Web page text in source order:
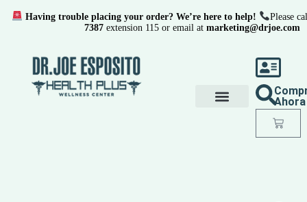
Ahora
Having trouble placing your order? We’re here to help!
Please
7387 extension 115 or email at marketing@drjoe.com